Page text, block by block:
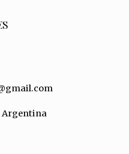
Argentina